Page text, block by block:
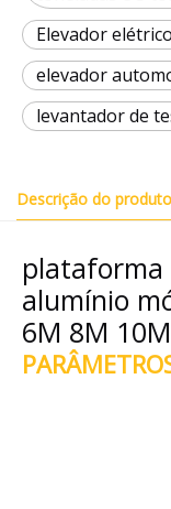
Elevador
elevador
levantador de
Descrição do produto
plataforma
alumínio
6M 8M